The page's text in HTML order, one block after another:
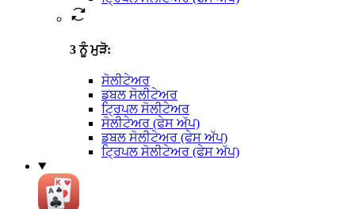
3 ਨੂੰ ਮੁੜੋ:
ਸੋਲੀਟੇਅਰ
ਡਬਲ ਸੋਲੀਟੇਅਰ
ਟ੍ਰਿਪਲ ਸੋਲੀਟੇਅਰ
ਸੋਲੀਟੇਅਰ (ਫੇਸ ਅੱਪ)
ਡਬਲ ਸੋਲੀਟੇਅਰ (ਫੇਸ ਅੱਪ)
ਟ੍ਰਿਪਲ ਸੋਲੀਟੇਅਰ (ਫੇਸ ਅੱਪ)